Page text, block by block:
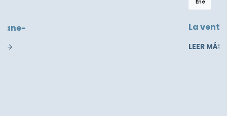
La ventana de la luna, de John Henry Fonseca
LEER MÁS